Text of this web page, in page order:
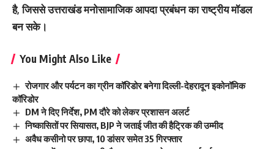
है, जिससे उत्तराखंड मनोसामाजिक आपदा प्रबंधन का राष्ट्रीय मॉडल
बन सके।
You Might Also Like
रोजगार और पर्यटन का ग्रीन कॉरिडोर बनेगा दिल्ली-देहरादून इकोनॉमिक
कॉरिडोर
DM ने दिए निर्देश, PM दौरे को लेकर प्रशासन अलर्ट
निष्कासितों पर सियासत, BJP ने जताई जीत की हैट्रिक की उम्मीद
अवैध कसीनो पर छापा, 10 डांसर समेत 35 गिरफ्तार